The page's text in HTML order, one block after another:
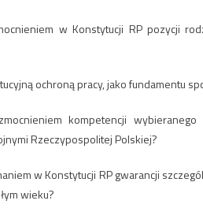
w Konstytucji RP pozycji
ochroną pracy, jako fundamentu
kompetencji
Rzeczypospolitej Polskiej?
w Konstytucji RP gwarancji
wieku?